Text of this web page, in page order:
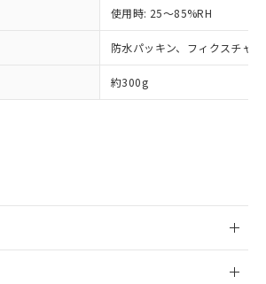
使用時: 25～85%RH
防水パッキン、フィクスチャ
約300g
指令のフタル酸エステル類４
では、対応完了までの期間は出
対応品が混在することから備考
を記載しておりました。
て対応品への在庫切替を完了
とから、特段のことがない限